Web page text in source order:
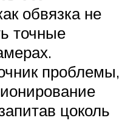
обвязка не
точные
проблемы,
цоколь